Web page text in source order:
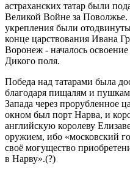
астраханских татар были
Великой Войне за
укрепления были
конце царствования Ивана
Воронеж - началось
Дикого поля.
Победа над татарами была
благодаря пищалям и
Запада через прорубленное
окном был порт Нарва, и
английскую королеву
оружием, ибо «московский
своё могущество
в Нарву».(?)